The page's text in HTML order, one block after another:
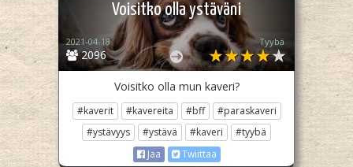
Voisitko olla ystäväni
2096
2021-04-18 Tyybä
Voisitko olla mun kaveri?
#kaverit #kavereita #bff
#paraskaveri
#ystävyys
#ystävä #kaveri
#tyybä
Jaa
Twiittaa